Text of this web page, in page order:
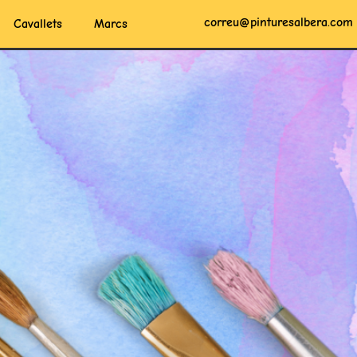
Cavallets Marcs correu@pinturesalbera.com